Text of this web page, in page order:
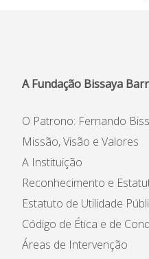
A Fundação Bissaya
O Patrono: Fernando
Missão, Visão e Valores
A Instituição
Reconhecimento e
Estatuto de Utilidade
Código de Ética e de
Áreas de Intervenção